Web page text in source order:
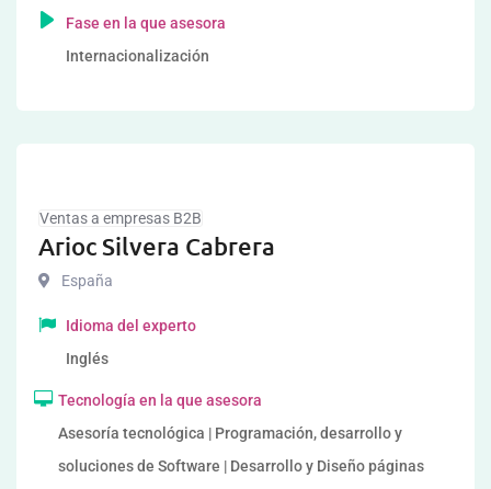
Fase en la que asesora
Internacionalización
Ventas a empresas B2B
Arioc Silvera Cabrera
España
Idioma del experto
Inglés
Tecnología en la que asesora
Asesoría tecnológica | Programación, desarrollo y
soluciones de Software | Desarrollo y Diseño páginas